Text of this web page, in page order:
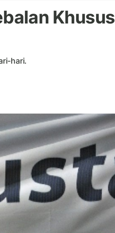
Khusus
hari.